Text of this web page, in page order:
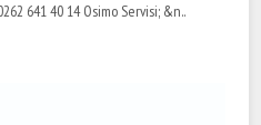
641 40 14 Osimo Servisi; &n..